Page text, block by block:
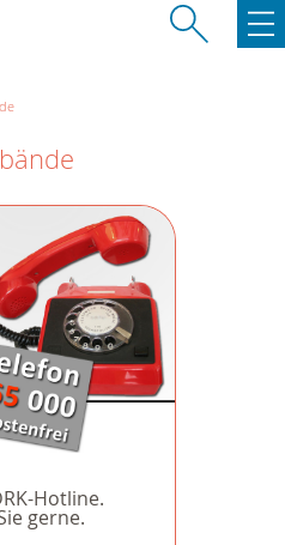
Hotline.
gerne.